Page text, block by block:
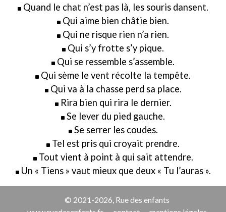
Quand le chat n’est pas là, les souris dansent.
Qui aime bien châtie bien.
Qui ne risque rien n’a rien.
Qui s’y frotte s’y pique.
Qui se ressemble s’assemble.
Qui sème le vent récolte la tempête.
Qui va à la chasse perd sa place.
Rira bien qui rira le dernier.
Se lever du pied gauche.
Se serrer les coudes.
Tel est pris qui croyait prendre.
Tout vient à point à qui sait attendre.
Un « Tiens » vaut mieux que deux « Tu l’auras ».
© 2021-2026, Rue des enfants